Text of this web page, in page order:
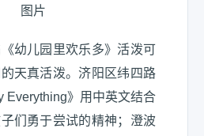
幼儿园里欢乐多》活泼可
天真活泼。济阳区纬四路
Everything》用中英文结合
们勇于尝试的精神；澄波